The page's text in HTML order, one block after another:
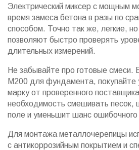
Электрический миксер с мощным
время замеса бетона в разы по
способом. Точно так же, легкие,
позволяют быстро проверять
длительных измерений.
Не забывайте про готовые смеси.
М200 для фундамента,
марку от проверенного
необходимость смешивать песок,
поле и уменьшит шанс
Для монтажа металлочерепицы
с антикоррозийным покрытием и